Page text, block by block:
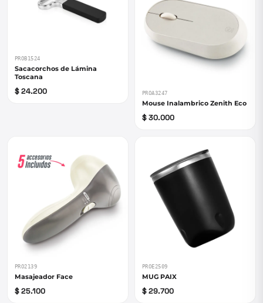
PROB1524
Sacacorchos de Lámina
Toscana
$ 24.200 PROA3247
Mouse Inalambrico Zenith Eco
$ 30.000
PRO2139
Masajeador Face
$ 25.100
PROE2509
MUG PAIX
$ 29.700